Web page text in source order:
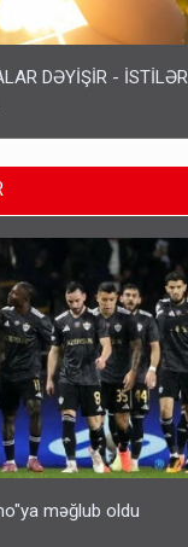
DƏYİŞİR -
ölkədən qaçdı
məğlub oldu